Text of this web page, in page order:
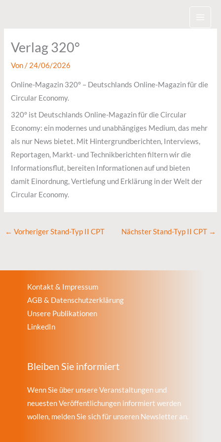
Verlag 320°
Von/ 24/06/2026
Online-Magazin 320° – Deutschlands Online-Magazin für die
Circular Economy.
320° ist Deutschlands Online-Magazin für die Circular
Economy: ein modernes und unabhängiges Medium, das mehr
als nur News bietet. Mit Hintergrundberichten, Interviews,
Reportagen, Markt- und Technikberichten filtern wir die
Informationsflut, bereiten Informationen auf und bieten
damit Einordnung, Vertiefung und Erklärung in der Welt der
Circular Economy.
← Vorheriger Stand-Typ II CPT Nächster Stand-Typ II CPT →
Kontakt & Impressum
AGB & Datenschutzerklärung
Unsere Publikationen
LinkedIn
Bleiben Sie informiert
Wenn Sie über unsere Veranstaltungen und
neuesten Veröffentlichungen informiert werden
wollen, melden Sie sich für unseren Newsletter an.